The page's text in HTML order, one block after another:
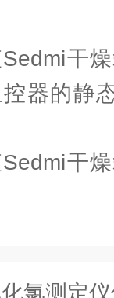
干燥
器的静
干燥
氯测定仪